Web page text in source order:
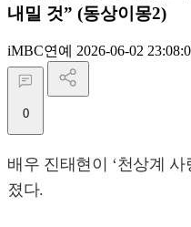
내밀 것” (동상이몽2)
iMBC연예 2026-06-02
0
배우 진태현이 ‘천상계
졌다.